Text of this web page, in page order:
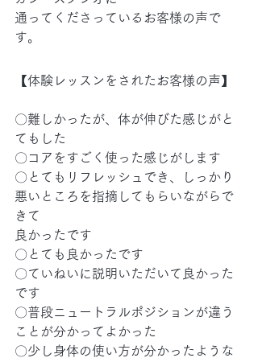
通ってくださっているお客様の声で
す。
【体験レッスンをされたお客様の声】
〇難しかったが、体が伸びた感じがと
てもした
〇コアをすごく使った感じがします
〇とてもリフレッシュでき、しっかり
悪いところを指摘してもらいながらで
きて
良かったです
〇とても良かったです
〇ていねいに説明いただいて良かった
です
〇普段ニュートラルポジションが違う
ことが分かってよかった
〇少し身体の使い方が分かったような